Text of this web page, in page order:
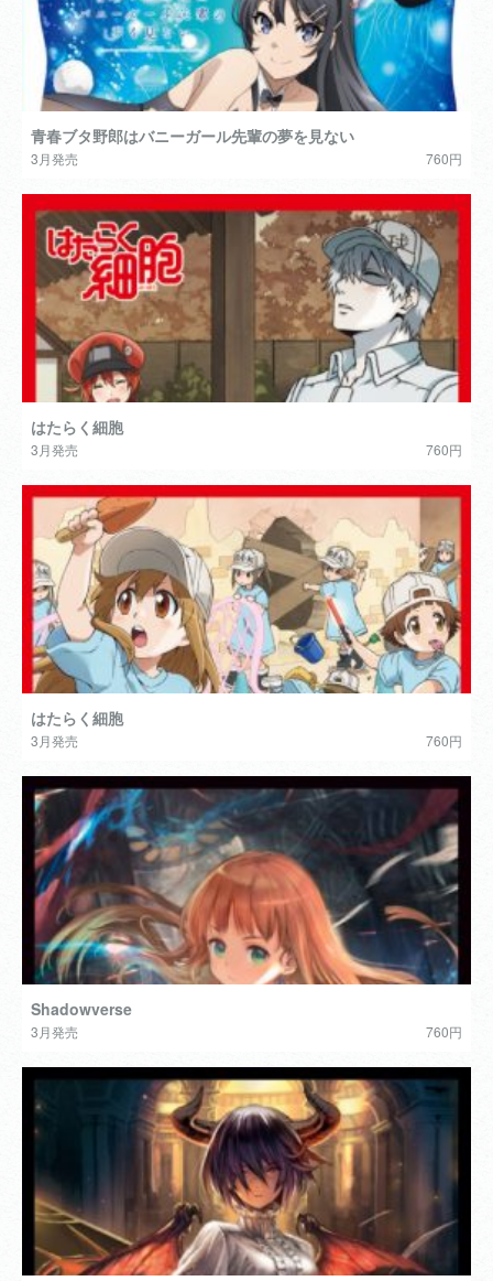
青春ブタ野郎はバニーガール先輩の夢を見ない
3月発売 760円
はたらく細胞
3月発売 760円
はたらく細胞
3月発売 760円
Shadowverse
3月発売 760円